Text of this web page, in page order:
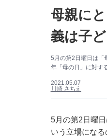
母親に
義は子
5月の第2日曜日は「
年「母の日」に対す
2021.05.07
川崎 さちえ
5月の第2日曜
いう立場にな